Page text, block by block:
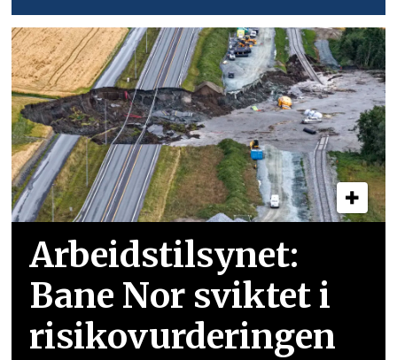
Arbeidstilsynet:
Bane Nor sviktet i
risikovurderingen